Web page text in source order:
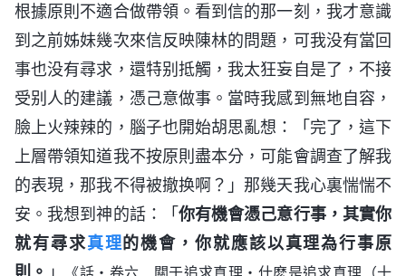
根據原則不適合做帶領。看到信的那一刻，我才意識
到之前姊妹幾次來信反映陳林的問題，可我没有當回
事也没有尋求，還特别抵觸，我太狂妄自是了，不接
受别人的建議，憑己意做事。當時我感到無地自容，
臉上火辣辣的，腦子也開始胡思亂想：「完了，這下
上層帶領知道我不按原則盡本分，可能會調查了解我
的表現，那我不得被撤换啊？」那幾天我心裏惴惴不
安。我想到神的話：「你有機會憑己意行事，其實你
就有尋求真理的機會，你就應該以真理為行事原
則。 」
《話・卷六 關于追求真理・什麽是追求真理（十